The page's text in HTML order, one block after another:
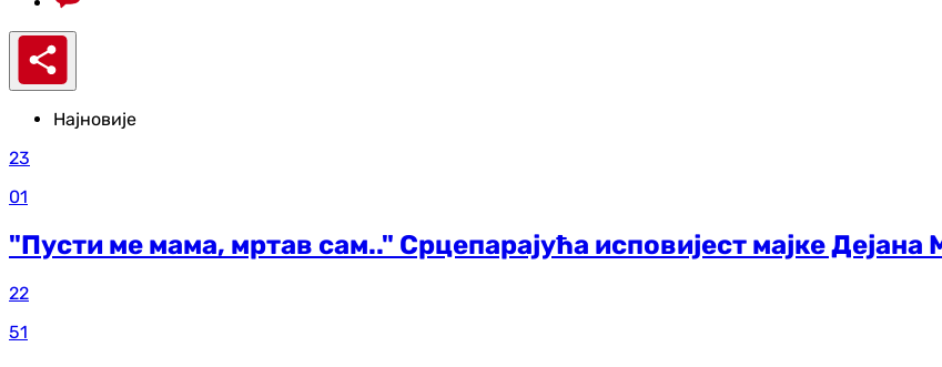
Најновије
23
01
"Пусти ме мама, мртав сам.." Срцепарајућа исповијест мајке Дејана
22
51